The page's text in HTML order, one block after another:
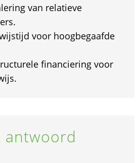
van relatieve
voor hoogbegaafde
financiering voor
antwoord